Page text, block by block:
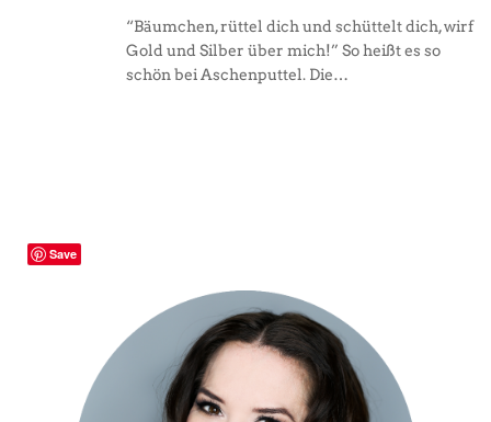
“Bäumchen, rüttel dich und schüttelt dich, wirf
Gold und Silber über mich!” So heißt es so
schön bei Aschenputtel. Die…
Save